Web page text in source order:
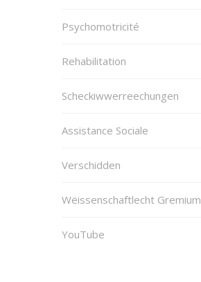
Psychomotricité
Rehabilitation
Scheckiwwerreechungen
Assistance Sociale
Verschidden
Wëissenschaftlecht Gremium
YouTube